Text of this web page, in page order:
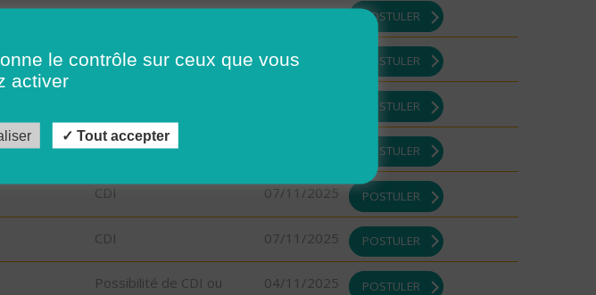
CDI 07/11/2025 POSTULER
CDI 07/11/2025 POSTULER
POSTULER
CDD POSTULER
CDI 07/11/2025 POSTULER
CDI 07/11/2025 POSTULER
Possibilité de CDI ou
04/11/2025 POSTULER
le contrôle sur ceux que vous
activer
Tout accepter